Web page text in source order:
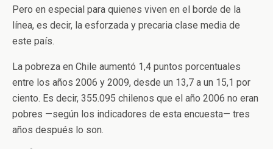
Pero en especial para quienes viven en el borde de la
línea, es decir, la esforzada y precaria clase media de
este país.
La pobreza en Chile aumentó 1,4 puntos porcentuales
entre los años 2006 y 2009, desde un 13,7 a un 15,1 por
ciento. Es decir, 355.095 chilenos que el año 2006 no eran
pobres —según los indicadores de esta encuesta— tres
años después lo son.